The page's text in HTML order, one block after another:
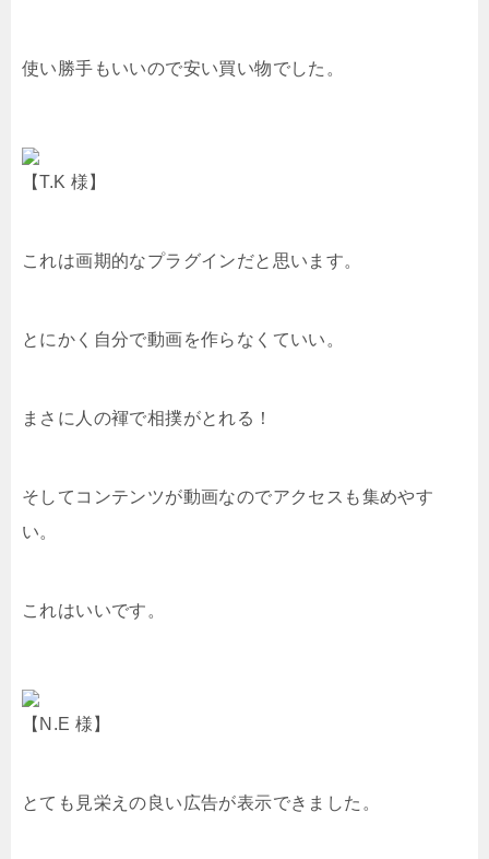
使い勝手もいいので安い買い物でした。
【T.K 様】
これは画期的なプラグインだと思います。
とにかく自分で動画を作らなくていい。
まさに人の褌で相撲がとれる！
そしてコンテンツが動画なのでアクセスも集めやす
い。
これはいいです。
【N.E 様】
とても見栄えの良い広告が表示できました。